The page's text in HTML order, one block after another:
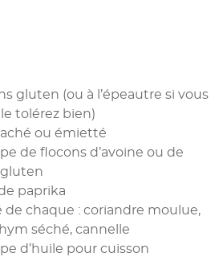
gluten (ou à l’épeautre si vous
tolérez bien)
ou émietté
de flocons d’avoine ou de
paprika
de chaque : coriandre moulue,
séché, cannelle
d’huile pour cuisson